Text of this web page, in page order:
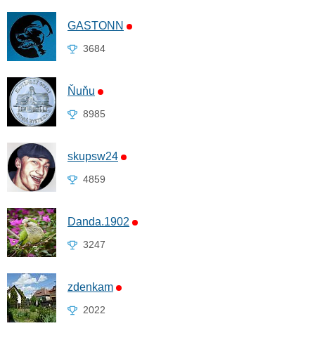
GASTONN
3684
Ňuňu
8985
skupsw24
4859
Danda.1902
3247
zdenkam
2022